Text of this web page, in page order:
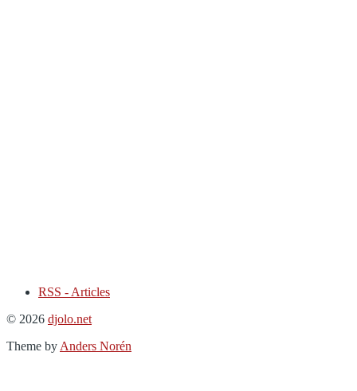
RSS - Articles
© 2026 djolo.net
Theme by Anders Norén